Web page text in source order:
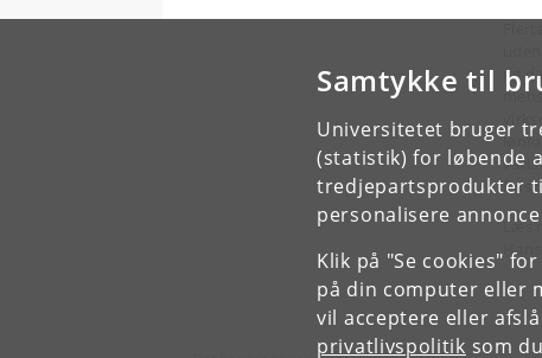
Samtykke til
Universitetet bruger
(statistik) for løbende
tredjepartsprodukter
personalisere
Klik på "Se cookies"
på din computer eller
vil acceptere eller
privatlivspolitik som
og
Læs